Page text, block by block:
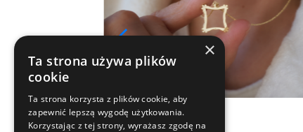
×
Ta strona używa plików
cookie
Ta strona korzysta z plików cookie, aby
zapewnić lepszą wygodę użytkowania.
Korzystając z tej strony, wyrażasz zgodę na